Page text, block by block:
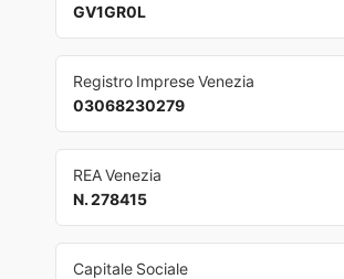
GV1GR0L
Registro Imprese Venezia
03068230279
REA Venezia
N. 278415
Capitale Sociale